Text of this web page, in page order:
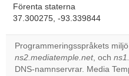
Förenta staterna
37.300275, -93.339844
Programmeringsspråkets
ns2.mediatemple.net, och
DNS-namnservrar. Media